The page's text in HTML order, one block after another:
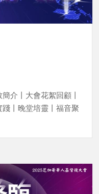
介丨大會花絮回顧丨
丨晚堂培靈丨福音聚